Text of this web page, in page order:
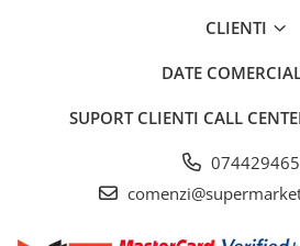
Colaci, ochelari si accesorii inot
Tobogane copii
Masinute si vehicule pentru copii
CLIENTI
DATE
SUPORT CLIENTI CALL